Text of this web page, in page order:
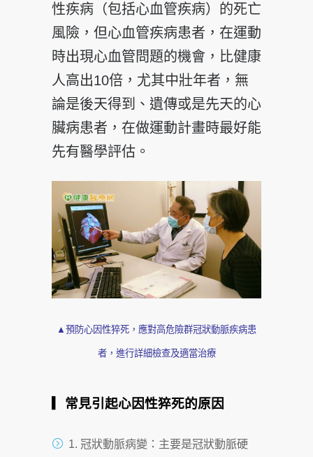
性疾病（包括心血管疾病）的死亡
風險，但心血管疾病患者，在運動
時出現心血管問題的機會，比健康
人高出10倍，尤其中壯年者，無
論是後天得到、遺傳或是先天的心
臟病患者，在做運動計畫時最好能
先有醫學評估。
▲預防心因性猝死，應對高危險群冠狀動脈疾病患
者，進行詳細檢查及適當治療
▎常見引起心因性猝死的原因
1. 冠狀動脈病變：主要是冠狀動脈硬